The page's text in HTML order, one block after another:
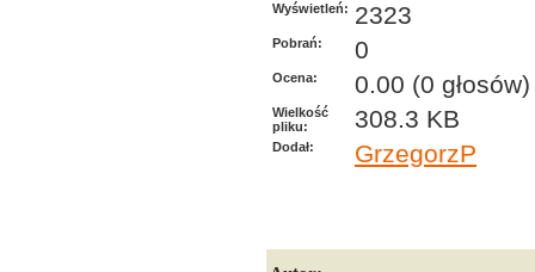
Wyświetleń: 2323
Pobrań: 0
Ocena: 0.00 (0 głosów)
Wielkość
pliku:
308.3 KB
Dodał: GrzegorzP